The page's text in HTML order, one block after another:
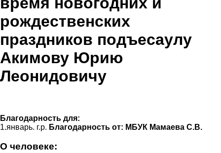
рождественских
праздников подъесаулу
Акимову Юрию
Леонидовичу
Благодарность для:
1.январь. г.р. Благодарность от: МБУК Мамаева С.В.
О человеке: